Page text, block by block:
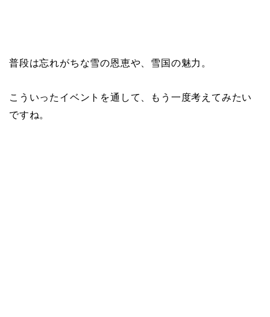
普段は忘れがちな雪の恩恵や、雪国の魅力。
こういったイベントを通して、もう一度考えてみたい
ですね。